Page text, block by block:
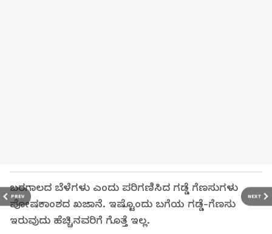
PREV NEXT
ಬರಗಾಲದ ಬೆಳೆಗಳು ಎಂದು ಪರಿಗಣಿಸಿದ ಗಡ್ಡೆ ಗೆಣಸುಗಳು
ಪೋಷಕಾಂಶದ ಖಜಾನೆ. ಇಷ್ಟೊಂದು ಬಗೆಯ ಗಡ್ಡೆ-ಗೆಣಸು
ಇರುವುದು ಹೆಚ್ಚಿನವರಿಗೆ ಗೊತ್ತೆ ಇಲ್ಲ.